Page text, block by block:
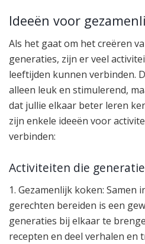
Ideeën voor
Als het gaat om het creëren
generaties, zijn er veel
leeftijden kunnen verbinden.
alleen leuk en stimulerend,
dat jullie elkaar beter leren
zijn enkele ideeën voor
verbinden:
Activiteiten die
1. Gezamenlijk koken: Samen
gerechten bereiden is een
generaties bij elkaar te
recepten en deel verhalen en